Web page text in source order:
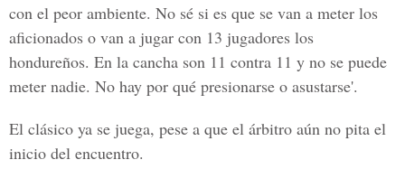
con el peor ambiente. No sé si es que se van a meter los
aficionados o van a jugar con 13 jugadores los
hondureños. En la cancha son 11 contra 11 y no se puede
meter nadie. No hay por qué presionarse o asustarse'.
El clásico ya se juega, pese a que el árbitro aún no pita el
inicio del encuentro.